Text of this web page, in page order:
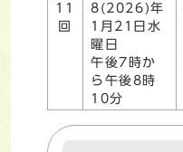
11
回
8(2026)年
1月21日水
曜日
午後7時か
ら午後8時
10分